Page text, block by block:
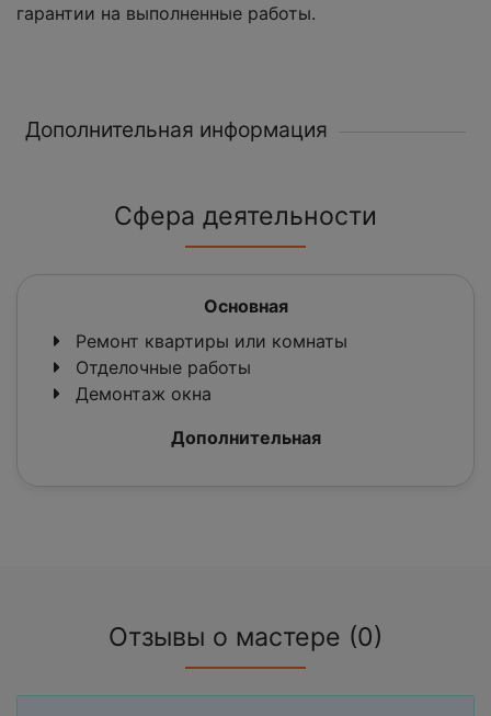
гарантии на выполненные работы.
Дополнительная информация
Сфера деятельности
Основная
Ремонт квартиры или комнаты
Отделочные работы
Демонтаж окна
Дополнительная
Отзывы о мастере (0)